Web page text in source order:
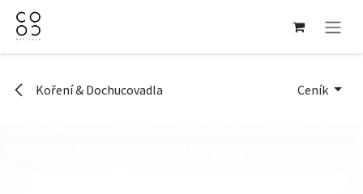
Přejít na obsah
Koření & Dochucovadla Ceník